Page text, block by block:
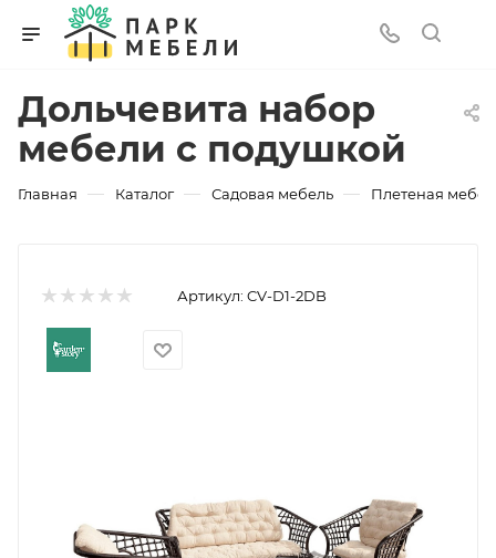
Дольчевита набор
мебели с подушкой
Главная — Каталог — Садовая мебель — Плетеная
Артикул: CV-D1-2DB